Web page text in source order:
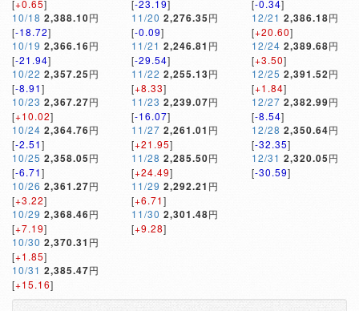
[+0.65]
10/18 2,388.10円
[-18.72]
10/19 2,366.16円
[-21.94]
10/22 2,357.25円
[-8.91]
10/23 2,367.27円
[+10.02]
10/24 2,364.76円
[-2.51]
10/25 2,358.05円
[-6.71]
10/26 2,361.27円
[+3.22]
10/29 2,368.46円
[+7.19]
10/30 2,370.31 円
[+1.85]
10/31 2,385.47円
[+15.16]
[-23.19]
11/20 2,276.35円
[-0.09]
11/21 2,246.81 円
[-29.54]
11/22 2,255.13円
[+8.33]
11/23 2,239.07円
[-16.07]
11/27 2,261.01 円
[+21.95]
11/28 2,285.50円
[+24.49]
11/29 2,292.21 円
[+6.71]
11/30 2,301.48円
[+9.28]
[-0.34]
12/21 2,386.18円
[+20.60]
12/24 2,389.68円
[+3.50]
12/25 2,391.52円
[+1.84]
12/27 2,382.99円
[-8.54]
12/28 2,350.64円
[-32.35]
12/31 2,320.05円
[-30.59]